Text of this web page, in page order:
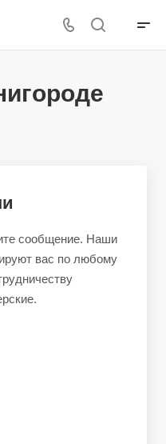
сообщение. Наши
вас по любому